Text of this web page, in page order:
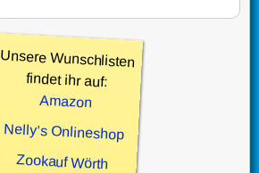
Unsere Wunschlisten
findet ihr auf:
Amazon
Nelly’s Onlineshop
Zookauf Wörth